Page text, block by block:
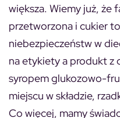
większa. Wiemy już, że
przetworzona i cukier
niebezpieczeństw w
na etykiety a produkt z
syropem glukozowo-
miejscu w składzie,
Co więcej, mamy